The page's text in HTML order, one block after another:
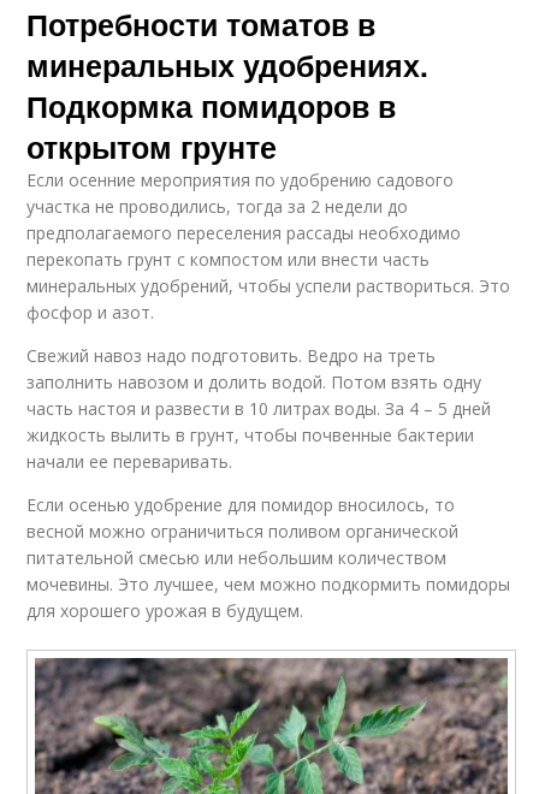
Потребности томатов в
минеральных удобрениях.
Подкормка помидоров в
открытом грунте
Если осенние мероприятия по удобрению садового
участка не проводились, тогда за 2 недели до
предполагаемого переселения рассады необходимо
перекопать грунт с компостом или внести часть
минеральных удобрений, чтобы успели раствориться. Это
фосфор и азот.
Свежий навоз надо подготовить. Ведро на треть
заполнить навозом и долить водой. Потом взять одну
часть настоя и развести в 10 литрах воды. За 4 – 5 дней
жидкость вылить в грунт, чтобы почвенные бактерии
начали ее переваривать.
Если осенью удобрение для помидор вносилось, то
весной можно ограничиться поливом органической
питательной смесью или небольшим количеством
мочевины. Это лучшее, чем можно подкормить помидоры
для хорошего урожая в будущем.